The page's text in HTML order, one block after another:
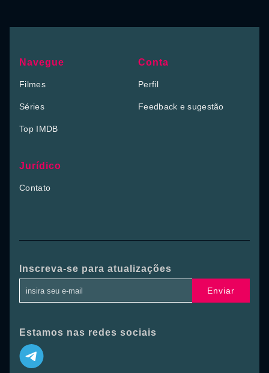
Navegue
Filmes
Séries
Top IMDB
Conta
Perfil
Feedback e sugestão
Jurídico
Contato
Inscreva-se para atualizações
Enviar
Estamos nas redes sociais